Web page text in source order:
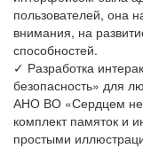
пользователей, она
внимания, на
способностей.
✓ Разработка
безопасность» для
АНО ВО «Сердцем не
комплект памяток и
простыми